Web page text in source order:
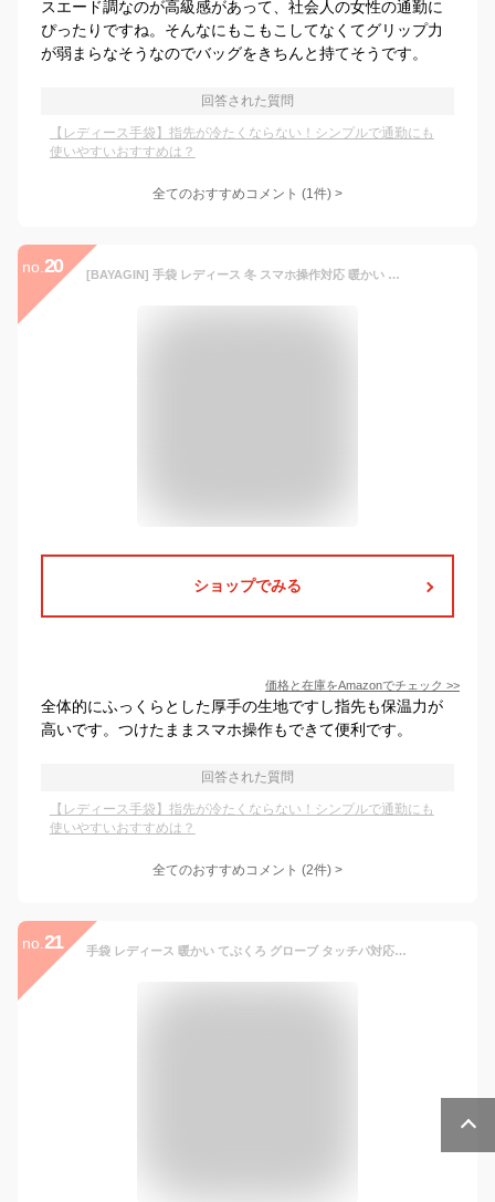
スエード調なのが高級感があって、社会人の女性の通勤に
ぴったりですね。そんなにもこもこしてなくてグリップ力
が弱まらなそうなのでバッグをきちんと持てそうです。
回答された質問
【レディース手袋】指先が冷たくならない！シンプルで通勤にも
使いやすいおすすめは？
全てのおすすめコメント (1件) >
no. 20 [BAYAGIN] 手袋 レディース 冬 スマホ操作対応 暖かい てぶくろ グローブ 女性冬用手袋 可愛い 防風 防寒 裏起毛 手袋 自転車 バイク アウトドア 通勤通学 旅行 袋 誕生日 クリスマス プレゼント
ショップでみる
価格と在庫をAmazonでチェック >>
全体的にふっくらとした厚手の生地ですし指先も保温力が
高いです。つけたままスマホ操作もできて便利です。
回答された質問
【レディース手袋】指先が冷たくならない！シンプルで通勤にも
使いやすいおすすめは？
全てのおすすめコメント (2件) >
no. 21 手袋 レディース 暖かい てぶくろ グローブ タッチパ対応 女性冬用手袋 可愛い 防風 防寒 裏起毛 フワフワ 手袋 自転車 バイク アウトドア 通勤に あったか手袋 誕生日 クリスマス プレゼント